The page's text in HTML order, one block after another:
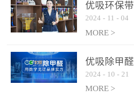
优吸环保
勇敢破局向
2024 - 11 - 04
MORE >
优吸除甲
业，尽显
2024 - 10 - 21
MORE >